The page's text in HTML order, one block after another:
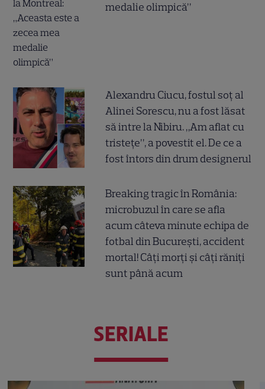
medalie olimpică”
Alexandru Ciucu, fostul soț al
Alinei Sorescu, nu a fost lăsat
să intre la Nibiru. „Am aflat cu
tristețe”, a povestit el. De ce a
fost întors din drum designerul
Breaking tragic în România:
microbuzul în care se afla
acum câteva minute echipa de
fotbal din București, accident
mortal! Câți morți și câți răniți
sunt până acum
SERIALE